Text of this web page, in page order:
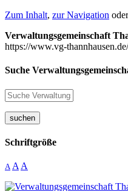
Zum Inhalt, zur Navigation
Verwaltungsgemeinschaft
https://www.vg-thannhausen.de/
Suche
suchen
Schriftgröße
A A A